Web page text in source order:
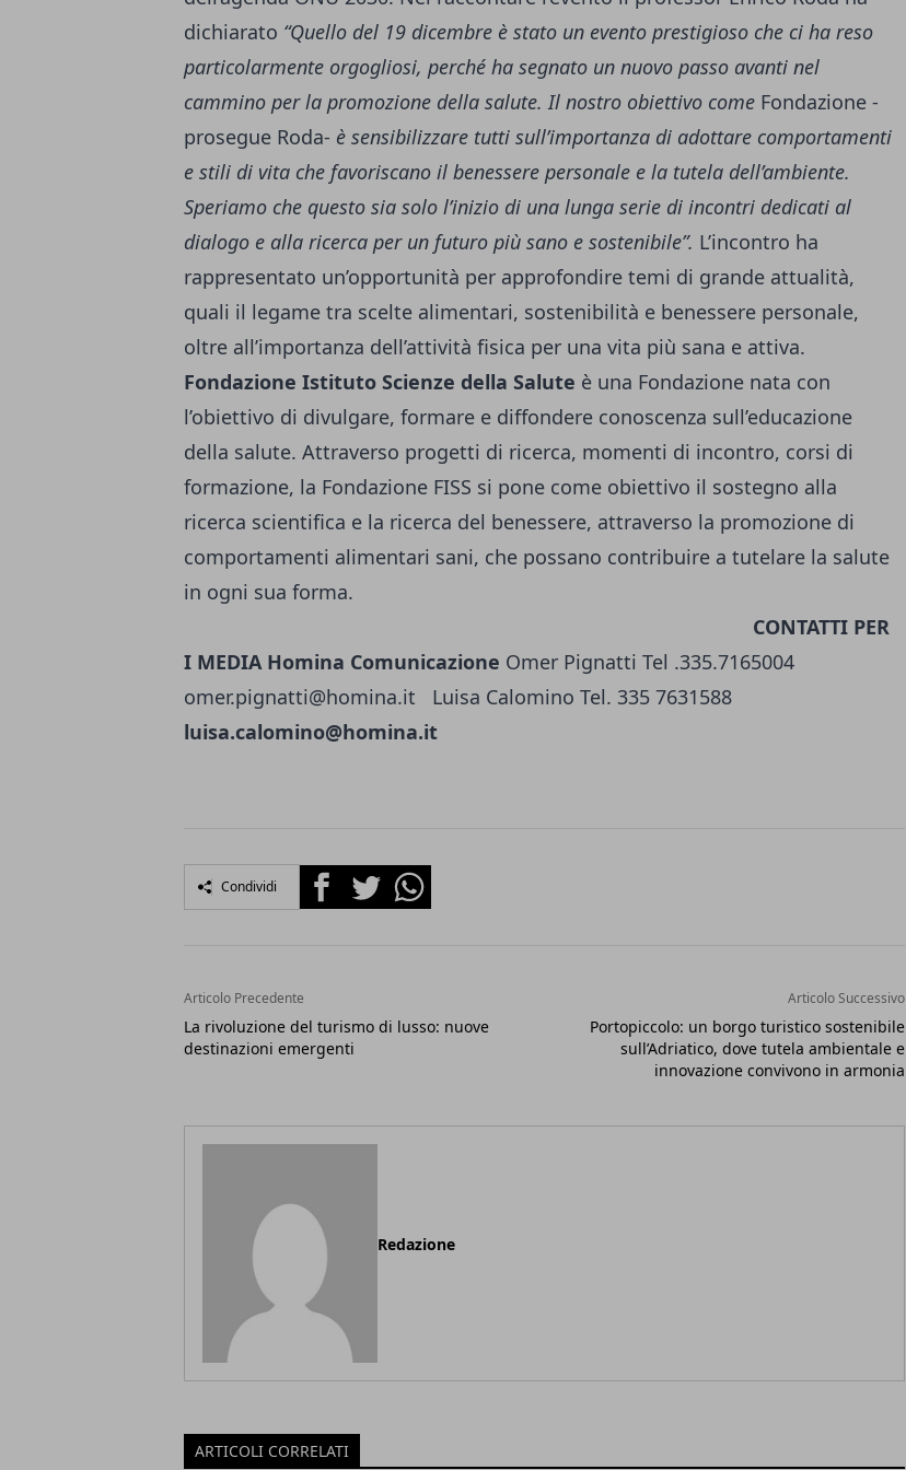
dichiarato “Quello del 19 dicembre è stato un evento prestigioso che ci ha reso
particolarmente orgogliosi, perché ha segnato un nuovo passo avanti nel
cammino per la promozione della salute. Il nostro obiettivo come Fondazione -
prosegue Roda- è sensibilizzare tutti sull’importanza di adottare comportamenti
e stili di vita che favoriscano il benessere personale e la tutela dell’ambiente.
Speriamo che questo sia solo l’inizio di una lunga serie di incontri dedicati al
dialogo e alla ricerca per un futuro più sano e sostenibile”. L’incontro ha
rappresentato un’opportunità per approfondire temi di grande attualità,
quali il legame tra scelte alimentari, sostenibilità e benessere personale,
oltre all’importanza dell’attività fisica per una vita più sana e attiva.
Fondazione Istituto Scienze della Salute è una Fondazione nata con
l’obiettivo di divulgare, formare e diffondere conoscenza sull’educazione
della salute. Attraverso progetti di ricerca, momenti di incontro, corsi di
formazione, la Fondazione FISS si pone come obiettivo il sostegno alla
ricerca scientifica e la ricerca del benessere, attraverso la promozione di
comportamenti alimentari sani, che possano contribuire a tutelare la salute
in ogni sua forma.
CONTATTI PER
I MEDIA Homina Comunicazione Omer Pignatti Tel .335.7165004
omer.pignatti@homina.it
Luisa Calomino Tel. 335 7631588
luisa.calomino@homina.it
Condividi FacebookTwitterWhatsapp
Articolo Precedente
La rivoluzione del turismo di lusso: nuove
destinazioni emergenti
Articolo Successivo
Portopiccolo: un borgo turistico sostenibile
sull’Adriatico, dove tutela ambientale e
innovazione convivono in armonia
Redazione
ARTICOLI CORRELATI